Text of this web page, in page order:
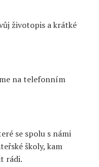
životopis a krátké
na telefonním
se spolu s námi
školy, kam
rádi.